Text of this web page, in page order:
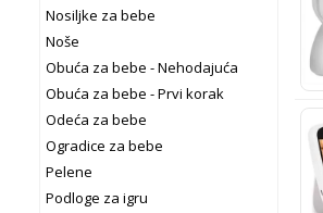
Nosiljke za bebe
Noše
Obuća za bebe - Nehodajuća
Obuća za bebe - Prvi korak
Odeća za bebe
Ogradice za bebe
Pelene
Podloge za igru